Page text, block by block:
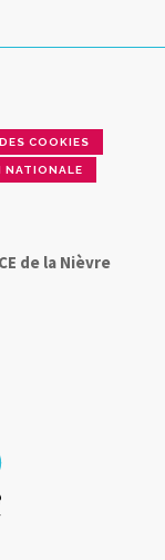
COOKIES
NATIONALE
de la Nièvre